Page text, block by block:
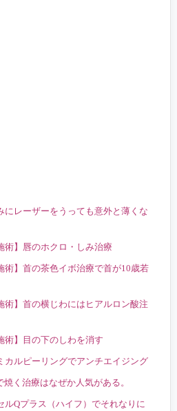
にレーザーをうっても意外と薄くな
術】唇のホクロ・しみ治療
術】首の茶色イボ治療で首が10歳若
術】首の横じわにはヒアルロン酸注
術】目の下のしわを消す
カルピーリングでアンチエイジング
く治療はなぜか人気がある。
ルQプラス（ハイフ）でそれなりに